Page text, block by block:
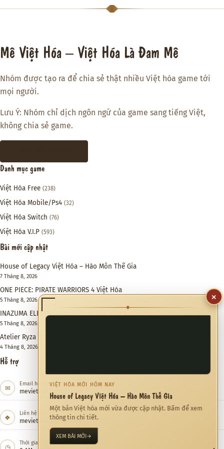
Mê Việt Hóa – Việt Hóa Là Đam Mê
Nhóm được tạo ra để chia sẻ thật nhiều Việt hóa game tới
mọi người.
Lưu Ý: Nhóm chỉ dịch ngôn ngữ của game sang tiếng Việt,
không chia sẻ game.
Danh mục game
Việt Hóa Free (238)
Việt Hóa Mobile/Ps4 (32)
Việt Hóa Switch (76)
Việt Hóa V.I.P (593)
Bài mới cập nhật
House of Legacy Việt Hóa – Hào Môn Thế Gia
7 Tháng 8, 2026
ONE PIECE: PIRATE WARRIORS 4 Việt Hóa
5 Tháng 8, 2026
INAZUMA ELEVEN: Victory Road Việt Hóa
5 Tháng 8, 2026
Atelier Ryza 3: Alchemist of the End & the Secret Key DX Việt Hóa
4 Tháng 8, 2026
Hỗ trợ
✉ Email hỗ trợ
meviethoa@gmail.com
❖ Liên hệ hợp tác
meviethoa@gmail.com
◷ Thời gian hỗ trợ
×
◆
VIỆT HÓA MỚI HÔM NAY
House of Legacy Việt Hóa – Hào Môn Thế Gia
Một bản Việt hóa mới vừa được cập nhật. Bấm để xem
thông tin chi tiết.
XEM BÀI MỚI→